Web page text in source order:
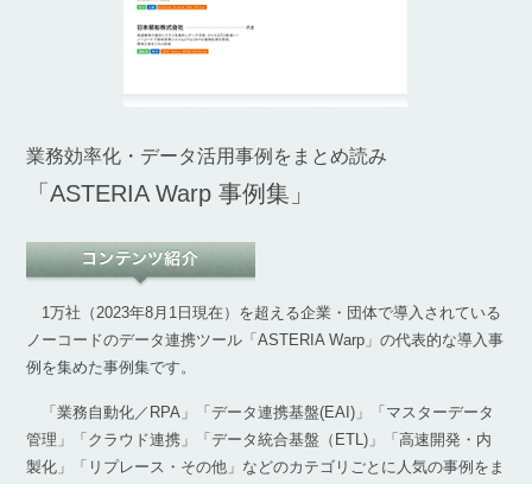
業務効率化・データ活用事例をまとめ読み
「ASTERIA Warp 事例集」
1万社（2023年8月1日現在）を超える企業・団体で導入されている
ノーコードのデータ連携ツール「ASTERIA Warp」の代表的な導入事
例を集めた事例集です。
「業務自動化／RPA」「データ連携基盤(EAI)」「マスターデータ
管理」「クラウド連携」「データ統合基盤（ETL)」「高速開発・内
製化」「リプレース・その他」などのカテゴリごとに人気の事例をま